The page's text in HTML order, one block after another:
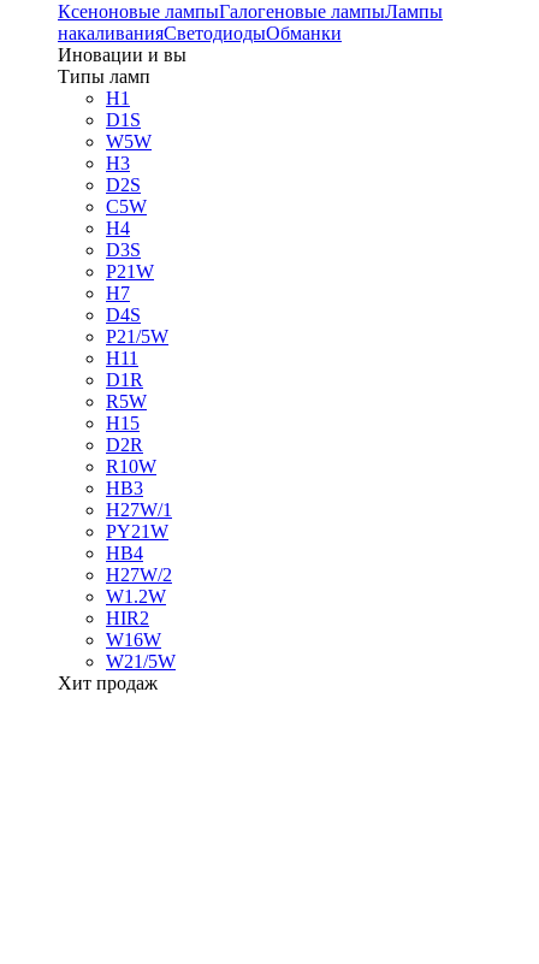
Ксеноновые лампыГалогеновые лампыЛампы
накаливанияСветодиодыОбманки
Иновации и вы
Типы ламп
H1
D1S
W5W
H3
D2S
C5W
H4
D3S
P21W
H7
D4S
P21/5W
H11
D1R
R5W
H15
D2R
R10W
HB3
H27W/1
PY21W
HB4
H27W/2
W1.2W
HIR2
W16W
W21/5W
Хит продаж